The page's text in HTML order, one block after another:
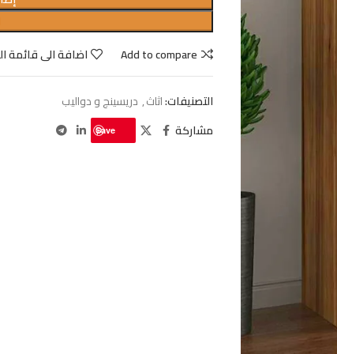
Add to compare
اضافة الى قائمة
التصنيفات:اثاث, دريسينج و دواليب
مشاركة
Save